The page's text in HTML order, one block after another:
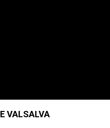
VALSALVA